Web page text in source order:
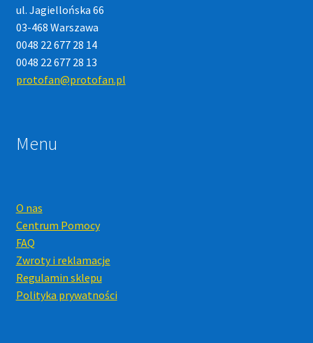
ul. Jagiellońska 66
03-468 Warszawa
0048 22 677 28 14
0048 22 677 28 13
protofan@protofan.pl
Menu
O nas
Centrum Pomocy
FAQ
Zwroty i reklamacje
Regulamin sklepu
Polityka prywatności